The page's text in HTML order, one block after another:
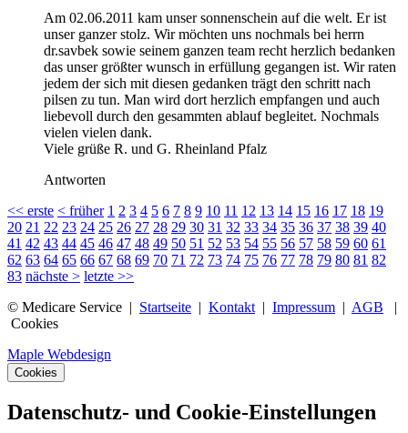
Am 02.06.2011 kam unser sonnenschein auf die welt. Er ist
unser ganzer stolz. Wir möchten uns nochmals bei herrn
dr.savbek sowie seinem ganzen team recht herzlich bedanken
das unser größter wunsch in erfüllung gegangen ist. Wir raten
jedem der sich mit diesen gedanken trägt den schritt nach
pilsen zu tun. Man wird dort herzlich empfangen und auch
liebevoll durch den gesammten ablauf begleitet. Nochmals
vielen vielen dank.
Viele grüße R. und G. Rheinland Pfalz
Antworten
<< erste < früher 1 2 3 4 5 6 7 8 9 10 11 12 13 14 15 16 17 18 19
20 21 22 23 24 25 26 27 28 29 30 31 32 33 34 35 36 37 38 39 40
41 42 43 44 45 46 47 48 49 50 51 52 53 54 55 56 57 58 59 60 61
62 63 64 65 66 67 68 69 70 71 72 73 74 75 76 77 78 79 80 81 82
83 nächste > letzte >>
© Medicare Service | Startseite | Kontakt | Impressum | AGB |
Cookies
Maple Webdesign
Cookies
Datenschutz- und Cookie-Einstellungen